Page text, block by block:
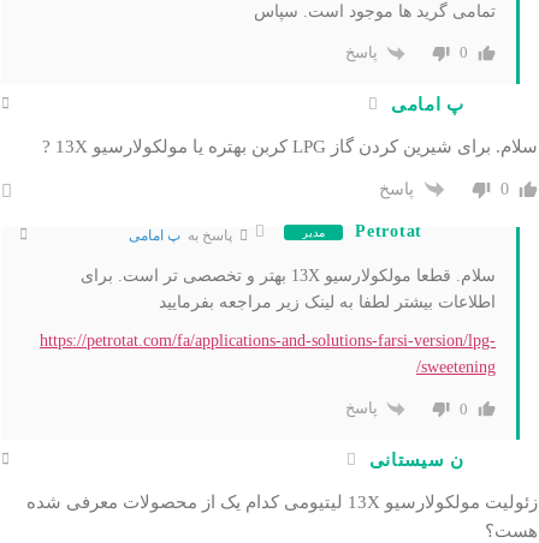
تمامی گرید ها موجود است. سپاس
0 پاسخ
پ امامی
سلام. برای شیرین کردن گاز LPG کربن بهتره یا مولکولارسیو 13X ?
0 پاسخ
Petrotat مدیر پاسخ به پ امامی
سلام. قطعا مولکولارسیو 13X بهتر و تخصصی تر است. برای
اطلاعات بیشتر لطفا به لینک زیر مراجعه بفرمایید
https://petrotat.com/fa/applications-and-solutions-farsi-version/lpg-
sweetening/
0 پاسخ
ن سیستانی
زئولیت مولکولارسیو 13X لیتیومی کدام یک از محصولات معرفی شده
هست؟